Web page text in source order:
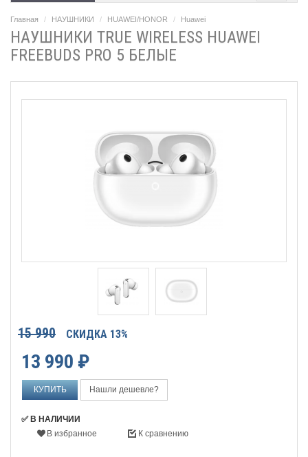
Главная НАУШНИКИ HUAWEI/HONOR Huawei
НАУШНИКИ TRUE WIRELESS HUAWEI
FREEBUDS PRO 5 БЕЛЫЕ
15 990 СКИДКА 13%
13 990 ₽
Нашли дешевле?
✅ В НАЛИЧИИ
В избранное
К сравнению